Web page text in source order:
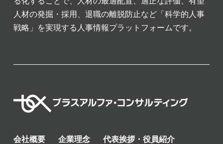
人材の発掘・採用、退職の離脱防止など「科学的人事
戦略」を実現する人事情報プラットフォームです。
会社概要 企業理念 代表挨拶・役員紹介